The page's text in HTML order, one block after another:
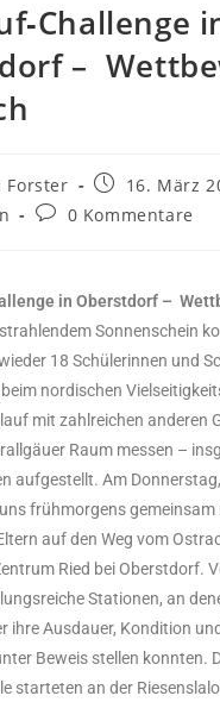
–
Forster
16. März
0 Kommentare
in Oberstdorf –
Sonnenschein
18 Schülerinnen und
nordischen
mit zahlreichen anderen
Raum messen –
aufgestellt. Am
frühmorgens gemeinsam
auf den Weg vom
Ried bei Oberstdorf.
Stationen, an
ihre Ausdauer, Kondition
Beweis stellen konnten.
starteten an der